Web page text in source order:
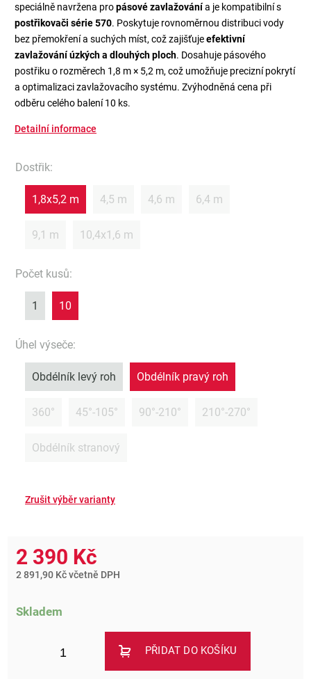
speciálně navržena propásové zavlažovánía je kompatibilní s
postřikovači série 570. Poskytuje rovnoměrnou distribuci vody
bez přemokření a suchých míst, což zajišťujeefektivní
zavlažování úzkých a dlouhých ploch. Dosahuje pásového
postřiku o rozměrech 1,8 m × 5,2 m, což umožňuje precizní pokrytí
a optimalizaci zavlažovacího systému. Zvýhodněná cena při
odběru celého balení 10 ks.
Detailní informace
Dostřik:
1,8x5,2 m 4,5 m 4,6 m 6,4 m
9,1 m 10,4x1,6 m
Počet kusů:
1 10
Úhel výseče:
Obdélník levý roh Obdélník pravý roh
360° 45°-105° 90°-210° 210°-270°
Obdélník stranový
2 390 Kč
2 891,90 Kč včetně DPH
Skladem
PŘIDAT DO KOŠÍKU